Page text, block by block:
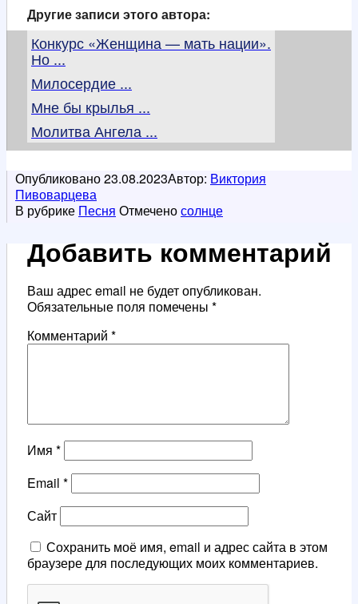
Другие записи этого автора:
Конкурс «Женщина — мать нации».
Но ...
Милосердие ...
Мне бы крылья ...
Молитва Ангела ...
Опубликовано23.08.2023Автор: Виктория
Пивоварцева
В рубрике Песня Отмеченосолнце
Добавить комментарий
Ваш адрес email не будет опубликован.
Обязательные поля помечены *
Комментарий *
Имя *
Email *
Сайт
Сохранить моё имя, email и адрес сайта в этом
браузере для последующих моих комментариев.